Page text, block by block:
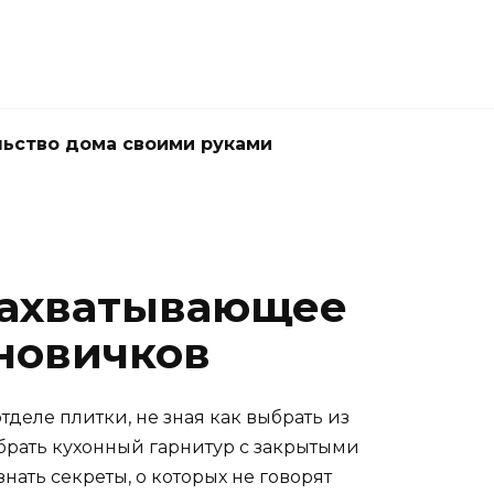
дома своими руками
плитки, не зная как выбрать из
кухонный гарнитур с закрытыми
секреты, о которых не говорят